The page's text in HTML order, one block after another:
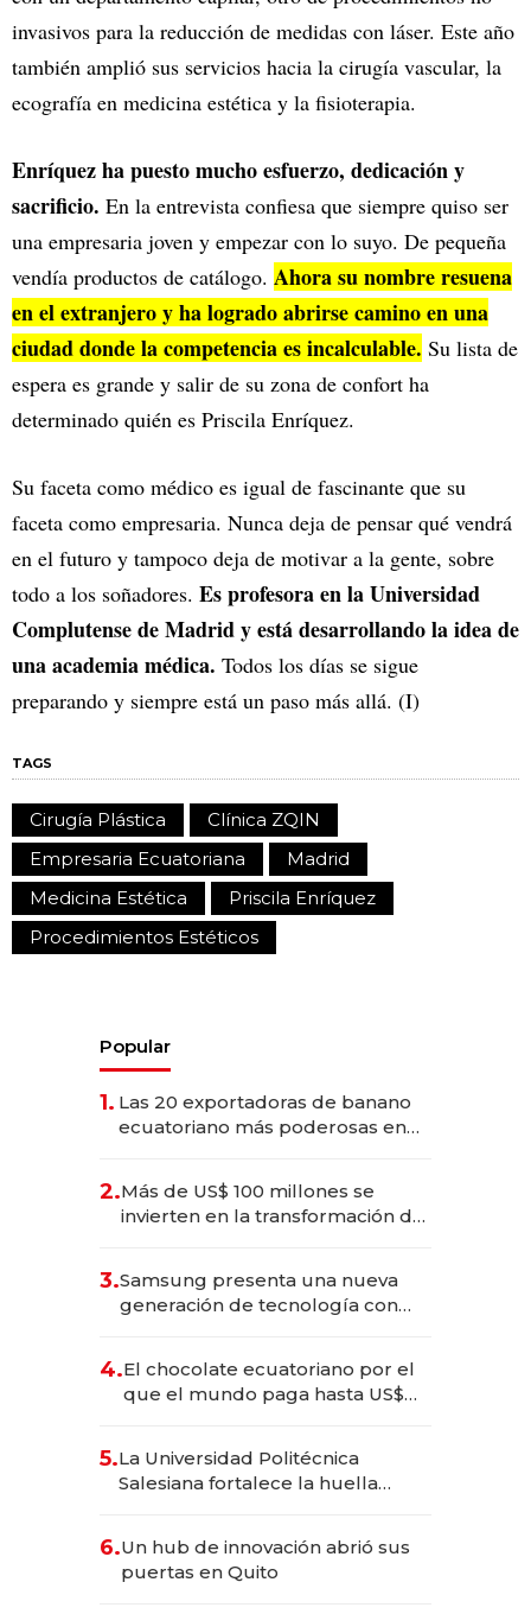
invasivos para la reducción de medidas con láser. Este año
también amplió sus servicios hacia la cirugía vascular, la
ecografía en medicina estética y la fisioterapia.
Enríquez ha puesto mucho esfuerzo, dedicación y
sacrificio. En la entrevista confiesa que siempre quiso ser
una empresaria joven y empezar con lo suyo. De pequeña
vendía productos de catálogo. Ahora su nombre resuena
en el extranjero y ha logrado abrirse camino en una
ciudad donde la competencia es incalculable. Su lista de
espera es grande y salir de su zona de confort ha
determinado quién es Priscila Enríquez.
Su faceta como médico es igual de fascinante que su
faceta como empresaria. Nunca deja de pensar qué vendrá
en el futuro y tampoco deja de motivar a la gente, sobre
todo a los soñadores. Es profesora en la Universidad
Complutense de Madrid y está desarrollando la idea de
una academia médica. Todos los días se sigue
preparando y siempre está un paso más allá. (I)
TAGS
Cirugía Plástica
Clínica ZQIN
Empresaria Ecuatoriana
Madrid
Medicina Estética
Priscila Enríquez
Procedimientos Estéticos
Popular
1. Las 20 exportadoras de banano
ecuatoriano más poderosas en
2.Más de US$ 100 millones se
invierten en la transformación de
3.Samsung presenta una nueva
generación de tecnología con
4.El chocolate ecuatoriano por el
que el mundo paga hasta US$
5.La Universidad Politécnica
Salesiana fortalece la huella
6.Un hub de innovación abrió sus
puertas en Quito